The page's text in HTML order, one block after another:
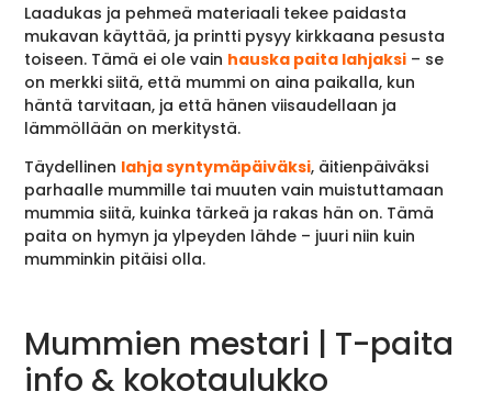
Laadukas ja pehmeä materiaali tekee paidasta
mukavan käyttää, ja printti pysyy kirkkaana pesusta
toiseen. Tämä ei ole vain hauska paita lahjaksi – se
on merkki siitä, että mummi on aina paikalla, kun
häntä tarvitaan, ja että hänen viisaudellaan ja
lämmöllään on merkitystä.
Täydellinen lahja syntymäpäiväksi, äitienpäiväksi
parhaalle mummille tai muuten vain muistuttamaan
mummia siitä, kuinka tärkeä ja rakas hän on. Tämä
paita on hymyn ja ylpeyden lähde – juuri niin kuin
mumminkin pitäisi olla.
Mummien mestari | T-paita
info & kokotaulukko